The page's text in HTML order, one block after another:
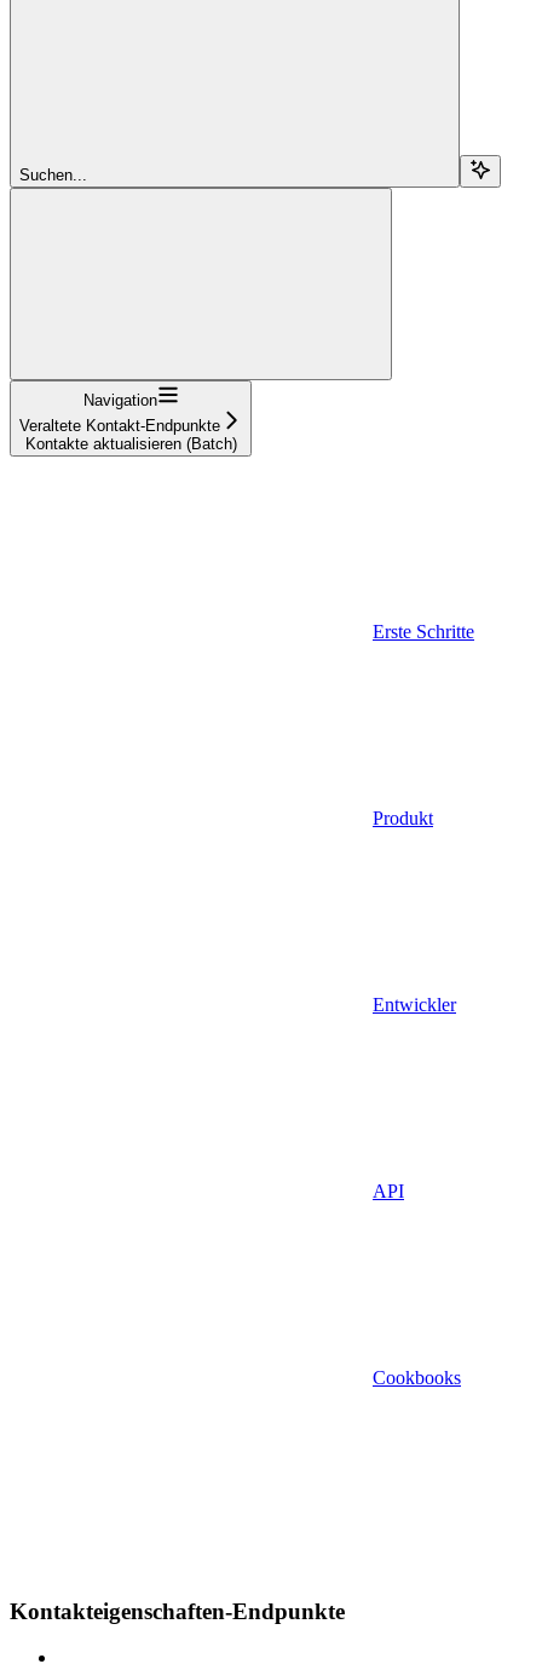
Suchen...
Navigation
Veraltete Kontakt-Endpunkte
Kontakte aktualisieren (Batch)
Erste Schritte
Produkt
Entwickler
API
Cookbooks
Kontakteigenschaften-Endpunkte